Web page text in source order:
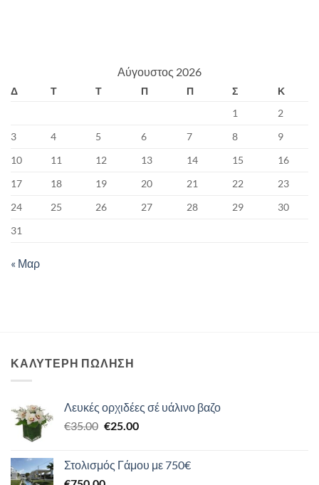
Αύγουστος 2026
Δ Τ Τ Π Π Σ
Κ
1
2
3
4 5 6 7 8
9
10
11 12 13 14 15
16
17
18 19 20 21 22
23
24
25 26 27 28 29
30
31
« Μαρ
ΚΑΛΥΤΕΡΗ ΠΩΛΗΣΗ
Λευκές ορχιδέες σέ υάλινο βαζο
€35.00 Original
€35.00.
€25.00Η
είναι:
Στολισμός Γάμου με 750€